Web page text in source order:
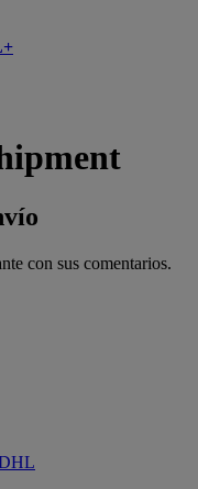
con sus comentarios.